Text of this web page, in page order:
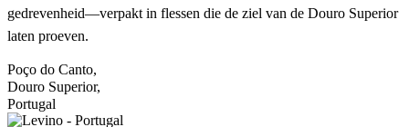
gedrevenheid—verpakt in flessen die de ziel van de Douro Superior
laten proeven.
Poço do Canto,
Douro Superior,
Portugal